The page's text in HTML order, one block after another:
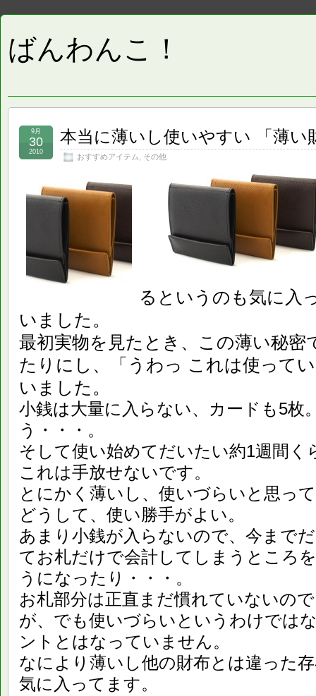
ばんわんこ！
本当に薄いし使いやすい 「薄い
おすすめアイテム その他
9月
30
2010
るというのも気に入
いました。
最初実物を見たとき、この薄い秘
たりにし、「うわっ これは使って
いました。
小銭は大量に入らない、カードも5枚
う・・・。
そして使い始めてだいたい約1週間
これは手放せないです。
とにかく薄いし、使いづらいと思っ
どうして、使い勝手がよい。
あまり小銭が入らないので、今まで
てお札だけで会計してしまうところ
うになったり・・・。
お札部分は正直まだ慣れていないの
が、でも使いづらいというわけでは
ントとはなっていません。
なにより薄いし他の財布とは違った
気に入ってます。